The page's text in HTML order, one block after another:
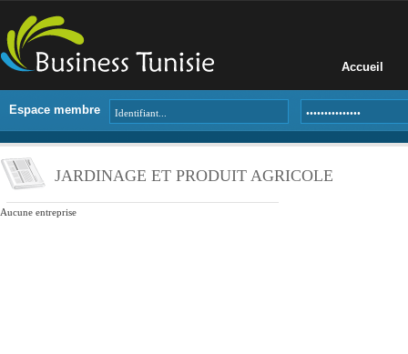
Accueil
Espace membre
JARDINAGE ET PRODUIT AGRICOLE
Aucune entreprise